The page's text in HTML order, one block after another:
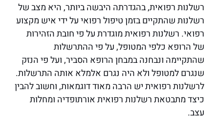
רשלנות רפואית, בהגדרתה היבשה ביותר, היא מצב של
רשלנות שהתקיים בזמן טיפול רפואי על ידי איש מקצוע
רפואי. רשלנות רפואית מוגדרת על פי חובת הזהירות
של הרופא כלפי המטופל, על פי ההתרשלות
שהתקיימה ונבחנה במבחן הרופא הסביר, ועל פי הנזק
שנגרם למטופל ולא היה נגרם אלמלא אותה התרשלות.
לרשלנות רפואית יש הרבה מאוד דוגמאות, וחשוב להבין
כיצד מתבטאת רשלנות רפואית אורתופדיה ומחלות
עצב.